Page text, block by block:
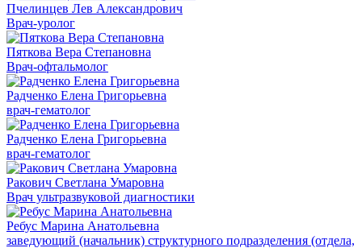
Пчелинцев Лев Александрович
Врач-уролог
Пяткова Вера Степановна
Врач-офтальмолог
Радченко Елена Григорьевна
врач-гематолог
Радченко Елена Григорьевна
врач-гематолог
Ракович Светлана Умаровна
Врач ультразвуковой диагностики
Ребус Марина Анатольевна
заведующий (начальник) структурного подразделения (отдела,